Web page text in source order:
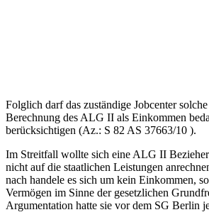
Folglich darf das zuständige Jobcenter
Berechnung des ALG II als Einkommen
berücksichtigen (Az.: S 82 AS 37663/10 ).
Im Streitfall wollte sich eine ALG II
nicht auf die staatlichen Leistungen
nach handele es sich um kein Einkommen,
Vermögen im Sinne der gesetzlichen
Argumentation hatte sie vor dem SG Berlin